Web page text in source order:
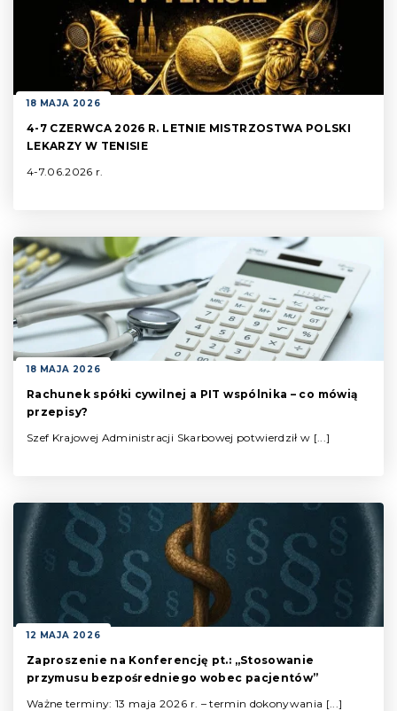
18 MAJA 2026
4-7 CZERWCA 2026 R. LETNIE MISTRZOSTWA POLSKI
LEKARZY W TENISIE
4-7.06.2026 r.
18 MAJA 2026
Rachunek spółki cywilnej a PIT wspólnika – co mówią
przepisy?
Szef Krajowej Administracji Skarbowej potwierdził w [...]
12 MAJA 2026
Zaproszenie na Konferencję pt.: „Stosowanie
przymusu bezpośredniego wobec pacjentów”
Ważne terminy: 13 maja 2026 r. – termin dokonywania [...]